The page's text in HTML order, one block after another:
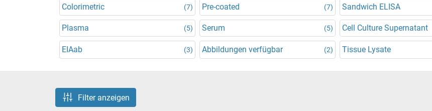
Colorimetric (7) Pre-coated (7) Sandwich ELISA
Plasma (5) Serum (5) Cell Culture Supernatant
EIAab (3) Abbildungen verfügbar (2) Tissue Lysate
Filter anzeigen